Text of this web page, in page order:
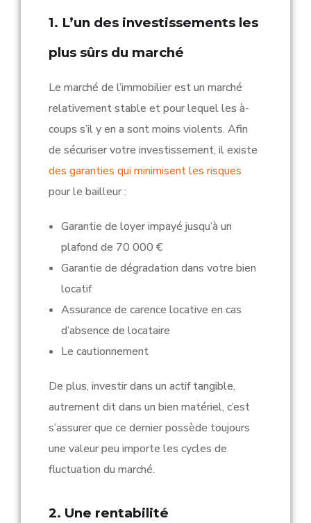
1. L’un des investissements les
plus sûrs du marché
Le marché de l’immobilier est un marché
relativement stable et pour lequel les à-
coups s’il y en a sont moins violents. Afin
de sécuriser votre investissement, il existe
des garanties qui minimisent les risques
pour le bailleur :
Garantie de loyer impayé jusqu’à un
plafond de 70 000 €
Garantie de dégradation dans votre bien
locatif
Assurance de carence locative en cas
d’absence de locataire
Le cautionnement
De plus, investir dans un actif tangible,
autrement dit dans un bien matériel, c’est
s’assurer que ce dernier possède toujours
une valeur peu importe les cycles de
fluctuation du marché.
2. Une rentabilité